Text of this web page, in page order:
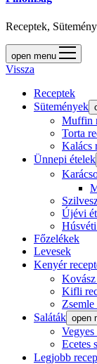
Receptek,
open menu
Vissza
Receptek
Sütemények
Muffin
Torta
Kalács
Ünnepi ételek
Újévi
Főzelékek
Levesek
Kenyér
Kovász
Kifli
Zsemle
Saláták open
Vegyes
Ecetes
Legjobb